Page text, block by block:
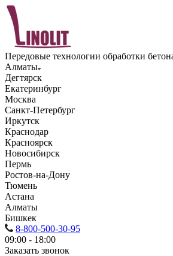
Передовые технологии обработки
Алматы
Дегтярск
Екатеринбург
Москва
Санкт-Петербург
Иркутск
Краснодар
Красноярск
Новосибирск
Пермь
Ростов-на-Дону
Тюмень
Астана
Алматы
Бишкек
8-800-500-30-95
09:00 - 18:00
Заказать звонок